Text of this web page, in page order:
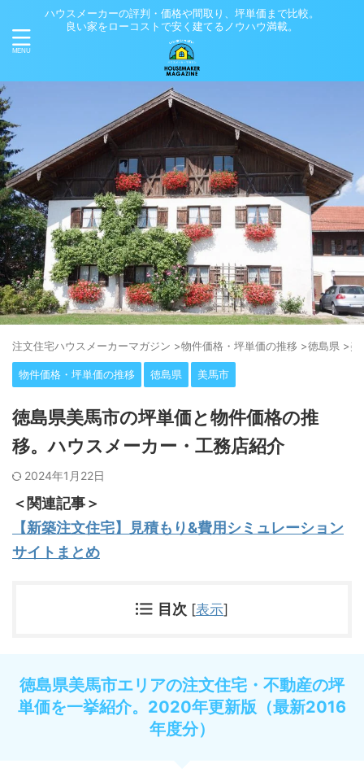
ハウスメーカーの評判・価格や間取り、坪単価まで比較。
良い家をローコストで安く建てるノウハウ満載。
注⽂住宅ハウスメーカーマガジン >物件価格・坪単価の推移 >徳島県 >美
物件価格・坪単価の推移 徳島県 美馬市
徳島県美馬市の坪単価と物件価格の推
移。ハウスメーカー・工務店紹介
2024年1月22日
＜関連記事＞
【新築注文住宅】見積もり&費用シミュレーション
サイトまとめ
目次 [表示]
徳島県美馬市エリアの注文住宅・不動産の坪
単価を一挙紹介。2020年更新版（最新2016
年度分）